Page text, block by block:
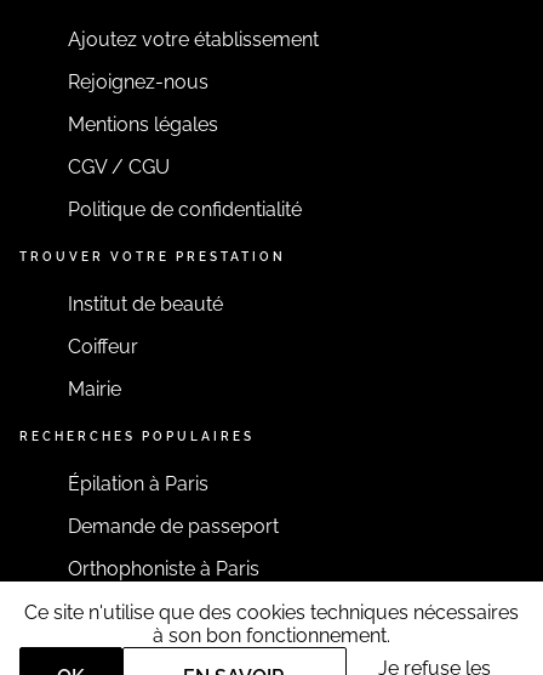
Ajoutez votre établissement
Rejoignez-nous
Mentions légales
CGV / CGU
Politique de confidentialité
TROUVER VOTRE PRESTATION
Institut de beauté
Coiffeur
Mairie
RECHERCHES POPULAIRES
Épilation à Paris
Demande de passeport
Orthophoniste à Paris
RESTONS CONNECTÉS
Ce site n'utilise que des cookies techniques nécessaires
à son bon fonctionnement.
Je refuse les